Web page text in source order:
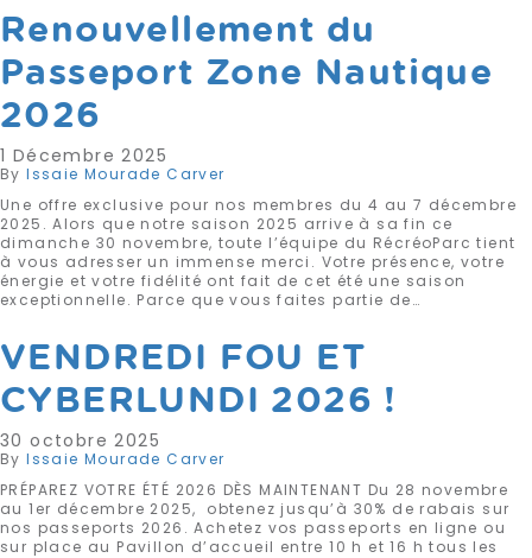
Renouvellement du
Passeport Zone Nautique
2026
1 Décembre 2025
ByIssaie Mourade Carver
Une offre exclusive pour nos membres du 4 au 7 décembre
2025. Alors que notre saison 2025 arrive à sa fin ce
dimanche 30 novembre, toute l’équipe du RécréoParc tient
à vous adresser un immense merci. Votre présence, votre
énergie et votre fidélité ont fait de cet été une saison
exceptionnelle. Parce que vous faites partie de…
VENDREDI FOU ET
CYBERLUNDI 2026 !
30 octobre 2025
ByIssaie Mourade Carver
PRÉPAREZ VOTRE ÉTÉ 2026 DÈS MAINTENANT Du 28 novembre
au 1er décembre 2025, obtenez jusqu’à 30% de rabais sur
nos passeports 2026. Achetez vos passeports en ligne ou
sur place au Pavillon d’accueil entre 10 h et 16 h tous les